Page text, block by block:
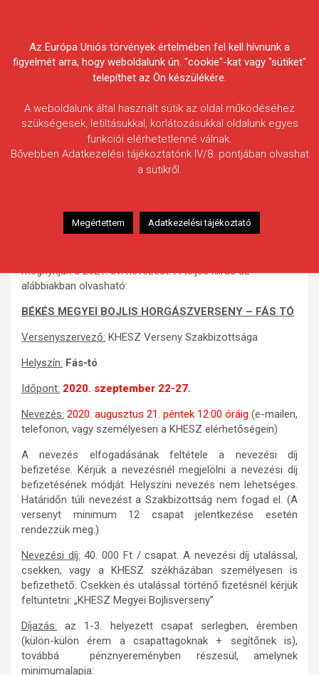
Egyesületek Szövetsége
Már lehet nevezni a 2021. évi fás-
tavi Békés Megyei Bojlis
Tájékoztatjuk a horgásztársakat, hogy a Békés Megyei
megnyitjuk a 2021. évi nevezést. A teljes kiírás az
alábbiakban olvasható:
BÉKÉS MEGYEI BOJLIS HORGÁSZVERSENY – FÁS TÓ
Versenyszervező: KHESZ Verseny Szakbizottsága
Helyszín: Fás-tó
Időpont: 2020. szeptember 22-27.
Nevezés: 2020. augusztus 21. péntek 12:00 óráig (e-mailen,
telefonon, vagy személyesen a KHESZ elérhetőségein)
A nevezés elfogadásának feltétele a nevezési díj
befizetése. Kérjük a nevezésnél megjelölni a nevezési díj
befizetésének módját. Helyszíni nevezés nem lehetséges.
Határidőn túli nevezést a Szakbizottság nem fogad el. (A
versenyt minimum 12 csapat jelentkezése esetén
rendezzük meg.)
Nevezési díj: 40. 000 Ft / csapat. A nevezési díj utalással,
csekken, vagy a KHESZ székházában személyesen is
befizethető. Csekken és utalással történő fizetésnél kérjük
feltüntetni: „KHESZ Megyei Bojlisverseny”
Díjazás: az 1-3. helyezett csapat serlegben, éremben
(külön-külön érem a csapattagoknak + segítőnek is),
továbbá pénznyereményben részesül, amelynek
minimumalapja:
Az Európa Uniós törvények értelmében fel kell hívnunk a
figyelmét arra, hogy weboldalunk ún. "cookie"-kat vagy "sütiket"
telepíthet az Ön készülékére.
A weboldalunk által használt sütik az oldal működéséhez
szükségesek, letiltásukkal, korlátozásukkal oldalunk egyes
funkciói elérhetetlenné válnak.
Bővebben Adatkezelési tájékoztatónk IV/8. pontjában olvashat
a sütikről.
Megértettem Adatkezelési tájékoztató